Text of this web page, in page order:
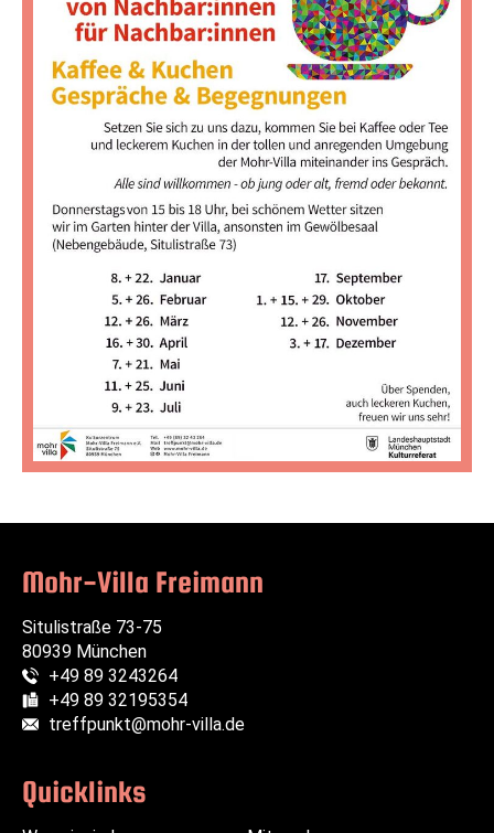
Mohr-Villa Freimann
Situlistraße 73-75
80939 München
Telefon:
+49 89 3243264
Fax:
+49 89 32195354
E-Mail:
treffpunkt@mohr-villa.de
Quicklinks